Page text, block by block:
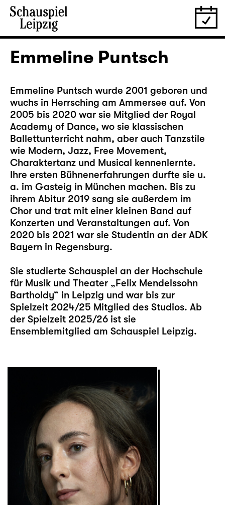
Emmeline Puntsch
Emmeline Puntsch wurde 2001 geboren und
wuchs in Herrsching am Ammersee auf. Von
2005 bis 2020 war sie Mitglied der Royal
Academy of Dance, wo sie klassischen
Ballettunterricht nahm, aber auch Tanzstile
wie Modern, Jazz, Free Movement,
Charaktertanz und Musical kennenlernte.
Ihre ersten Bühnenerfahrungen durfte sie u.
a. im Gasteig in München machen. Bis zu
ihrem Abitur 2019 sang sie außerdem im
Chor und trat mit einer kleinen Band auf
Konzerten und Veranstaltungen auf. Von
2020 bis 2021 war sie Studentin an der ADK
Bayern in Regensburg.
Sie studierte Schauspiel an der Hochschule
für Musik und Theater „Felix Mendelssohn
Bartholdy“ in Leipzig und war bis zur
Spielzeit 2024/25 Mitglied des Studios. Ab
der Spielzeit 2025/26 ist sie
Ensemblemitglied am Schauspiel Leipzig.